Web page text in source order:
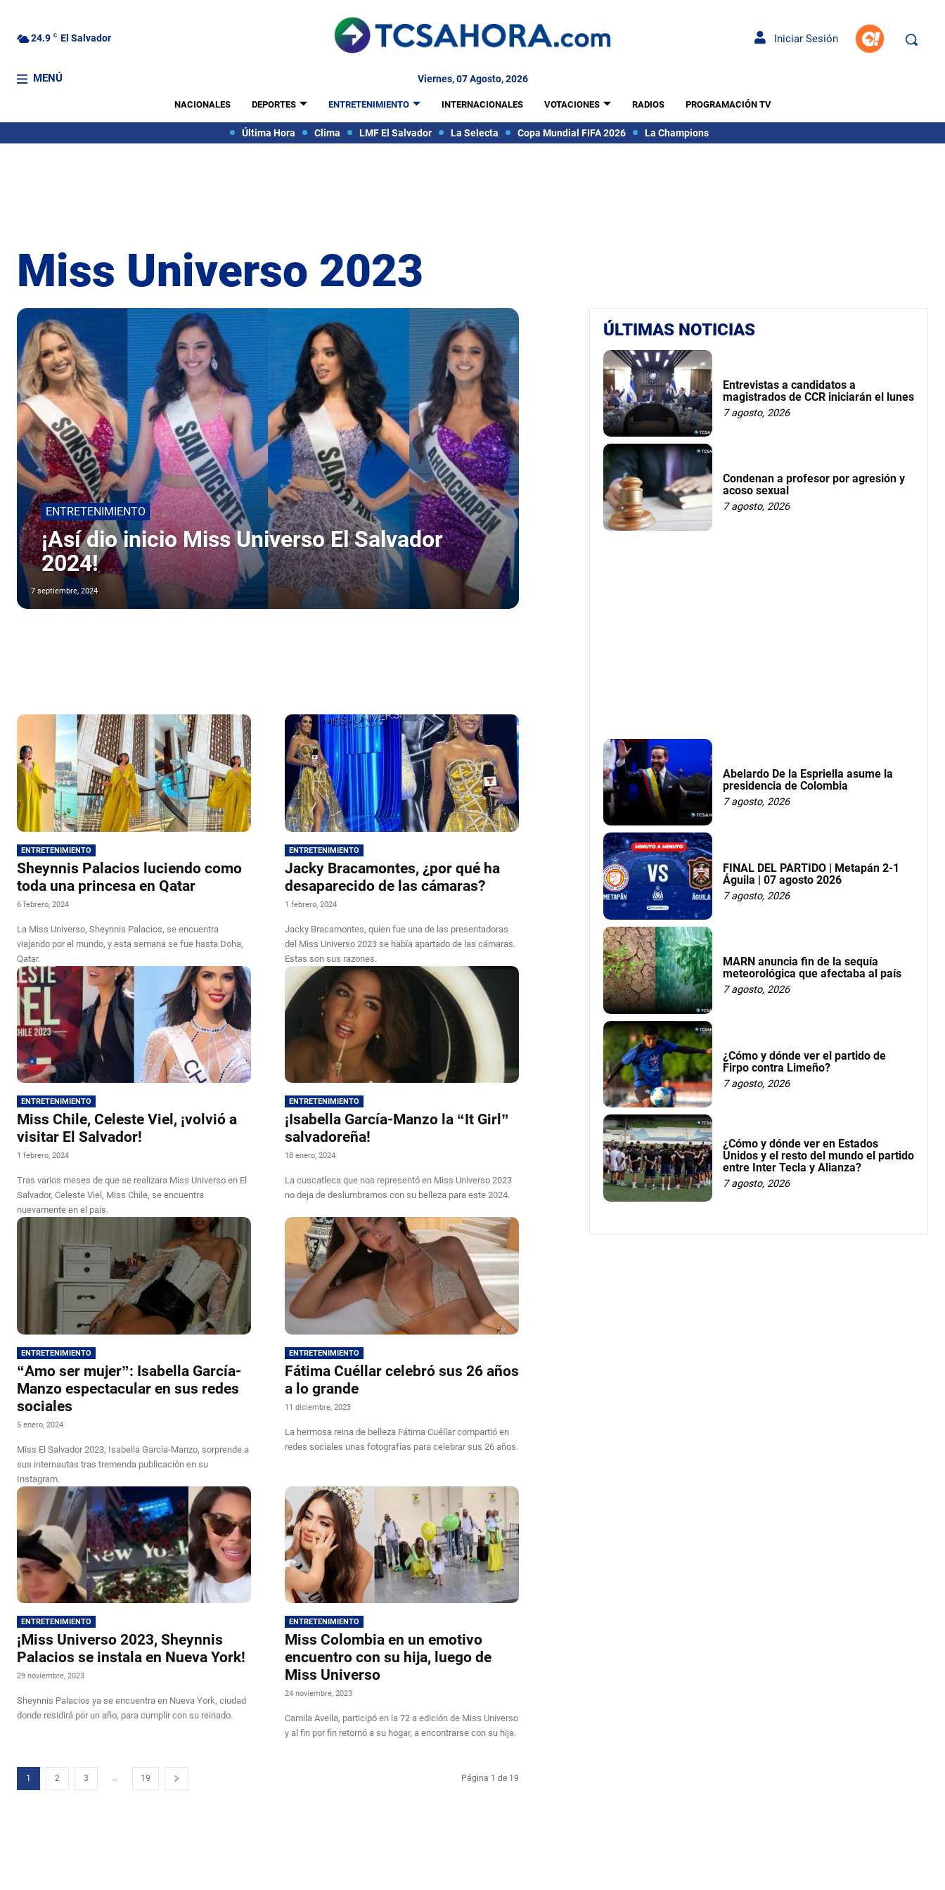
24.9 C El Salvador Iniciar Sesión
MENÚ Viernes, 07 Agosto, 2026
NACIONALES DEPORTES ENTRETENIMIENTO INTERNACIONALES VOTACIONES RADIOS PROGRAMACIÓN TV
Última Hora Clima LMF El Salvador La Selecta Copa Mundial FIFA 2026 La Champions
Miss Universo 2023
ENTRETENIMIENTO
¡Así dio inicio Miss Universo El Salvador
2024!
7 septiembre, 2024
ENTRETENIMIENTO
Sheynnis Palacios luciendo como
toda una princesa en Qatar
6 febrero, 2024
La Miss Universo, Sheynnis Palacios, se encuentra
viajando por el mundo, y esta semana se fue hasta Doha,
Qatar.
ENTRETENIMIENTO
Jacky Bracamontes, ¿por qué ha
desaparecido de las cámaras?
1 febrero, 2024
Jacky Bracamontes, quien fue una de las presentadoras
del Miss Universo 2023 se había apartado de las cámaras.
Estas son sus razones.
ENTRETENIMIENTO
Miss Chile, Celeste Viel, ¡volvió a
visitar El Salvador!
1 febrero, 2024
Tras varios meses de que se realizara Miss Universo en El
Salvador, Celeste Viel, Miss Chile, se encuentra
nuevamente en el país.
ENTRETENIMIENTO
¡Isabella García-Manzo la “It Girl”
salvadoreña!
18 enero, 2024
La cuscatleca que nos representó en Miss Universo 2023
no deja de deslumbrarnos con su belleza para este 2024.
ENTRETENIMIENTO
“Amo ser mujer”: Isabella García-
Manzo espectacular en sus redes
sociales
5 enero, 2024
Miss El Salvador 2023, Isabella García-Manzo, sorprende a
sus internautas tras tremenda publicación en su
Instagram.
ENTRETENIMIENTO
Fátima Cuéllar celebró sus 26 años
a lo grande
11 diciembre, 2023
La hermosa reina de belleza Fátima Cuéllar compartió en
redes sociales unas fotografías para celebrar sus 26 años.
ENTRETENIMIENTO
¡Miss Universo 2023, Sheynnis
Palacios se instala en Nueva York!
29 noviembre, 2023
Sheynnis Palacios ya se encuentra en Nueva York, ciudad
donde residirá por un año, para cumplir con su reinado.
ENTRETENIMIENTO
Miss Colombia en un emotivo
encuentro con su hija, luego de
Miss Universo
24 noviembre, 2023
Camila Avella, participó en la 72 a edición de Miss Universo
y al fin por fin retornó a su hogar, a encontrarse con su hija.
1 2 3 ... 19 Página 1 de 19
ÚLTIMAS NOTICIAS
Entrevistas a candidatos a
magistrados de CCR iniciarán el lunes
7 agosto, 2026
Condenan a profesor por agresión y
acoso sexual
7 agosto, 2026
Abelardo De la Espriella asume la
presidencia de Colombia
7 agosto, 2026
FINAL DEL PARTIDO | Metapán 2-1
Águila | 07 agosto 2026
7 agosto, 2026
MARN anuncia fin de la sequía
meteorológica que afectaba al país
7 agosto, 2026
¿Cómo y dónde ver el partido de
Firpo contra Limeño?
7 agosto, 2026
¿Cómo y dónde ver en Estados
Unidos y el resto del mundo el partido
entre Inter Tecla y Alianza?
7 agosto, 2026